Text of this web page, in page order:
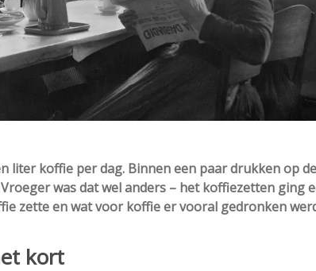
liter koffie per dag. Binnen een paar drukken op de
was dat wel anders – het koffiezetten ging
zette en wat voor koffie er vooral gedronken
kort